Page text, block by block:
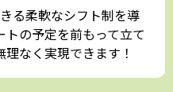
る柔軟なシフト制を導
の予定を前もって立て
なく実現できます！